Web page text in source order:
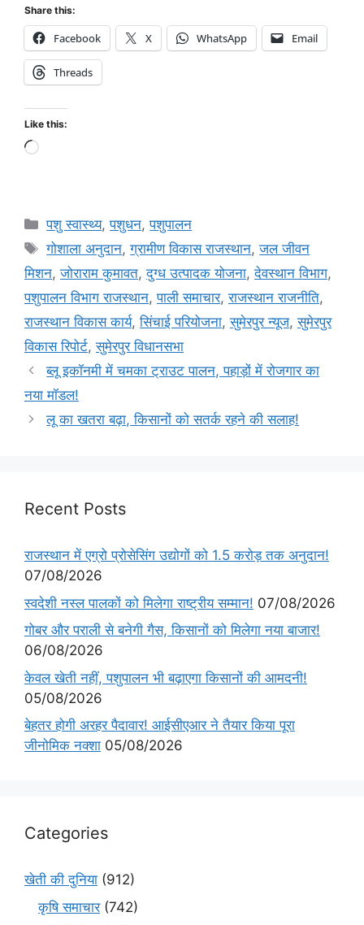
Share this:
Facebook X WhatsApp Email
Threads
Like this:
पशु स्वास्थ्य,पशुधन,पशुपालन
गोशाला अनुदान,ग्रामीण विकास राजस्थान,जल जीवन
मिशन,जोराराम कुमावत,दुग्ध उत्पादक योजना,देवस्थान विभाग,
पशुपालन विभाग राजस्थान,पाली समाचार,राजस्थान राजनीति,
राजस्थान विकास कार्य,सिंचाई परियोजना,सुमेरपुर न्यूज,सुमेरपुर
विकास रिपोर्ट,सुमेरपुर विधानसभा
ब्लू इकॉनमी में चमका ट्राउट पालन, पहाड़ों में रोजगार का
नया मॉडल!
लू का खतरा बढ़ा, किसानों को सतर्क रहने की सलाह!
Recent Posts
राजस्थान में एग्रो प्रोसेसिंग उद्योगों को 1.5 करोड़ तक अनुदान!
07/08/2026
स्वदेशी नस्ल पालकों को मिलेगा राष्ट्रीय सम्मान! 07/08/2026
गोबर और पराली से बनेगी गैस, किसानों को मिलेगा नया बाजार!
06/08/2026
केवल खेती नहीं, पशुपालन भी बढ़ाएगा किसानों की आमदनी!
05/08/2026
बेहतर होगी अरहर पैदावार! आईसीएआर ने तैयार किया पूरा
जीनोमिक नक्शा 05/08/2026
Categories
खेती की दुनिया (912)
कृषि समाचार(742)